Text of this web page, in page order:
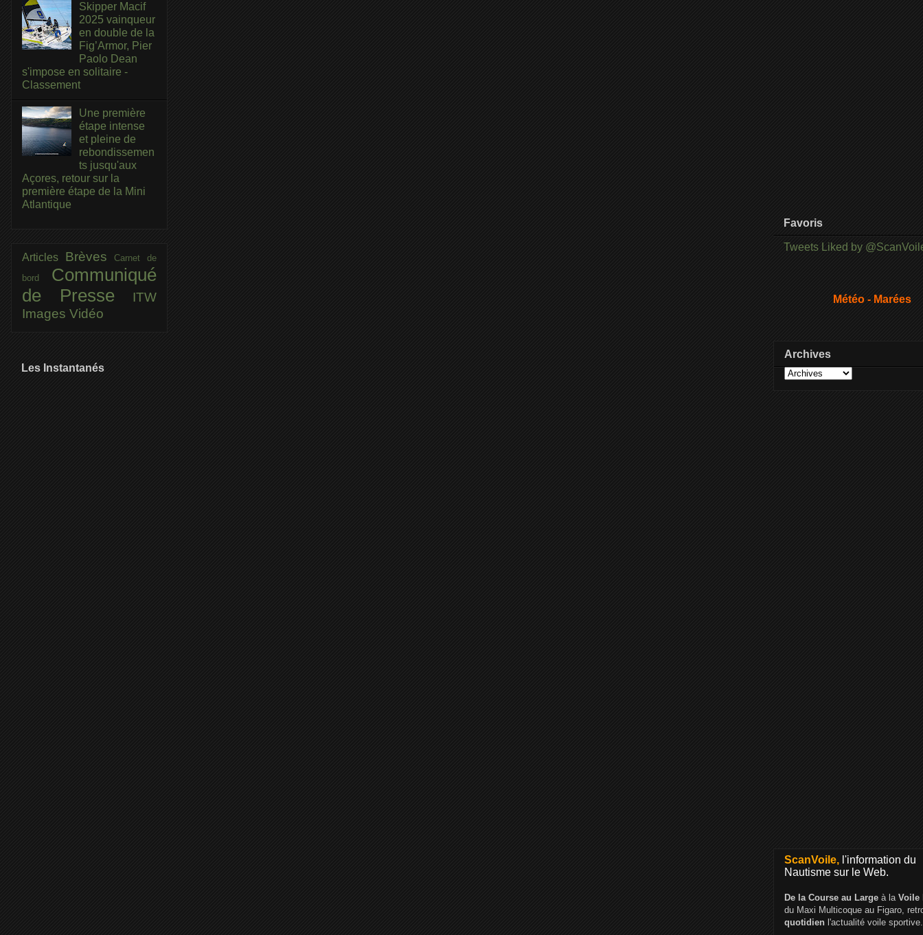
Skipper Macif
2025 vainqueur
en double de la
Fig’Armor, Pier
Paolo Dean
s'impose en solitaire -
Classement
Une première
étape intense
et pleine de
rebondissemen
ts jusqu'aux
Açores, retour sur la
première étape de la Mini
Atlantique
Articles BrèvesCarnet de
bord Communiqué
de Presse
ITW
Images Vidéo
Les Instantanés
Favoris
Tweets Liked by
Météo - Marées
Archives
ScanVoile, l'information du
Nautisme sur le Web.
De la Course au Large à la Voile
du Maxi Multicoque au Figaro,
quotidien l'actualité voile sportive.